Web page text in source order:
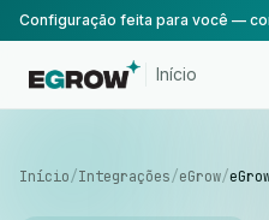
Início
Início/Integrações/eGrow/